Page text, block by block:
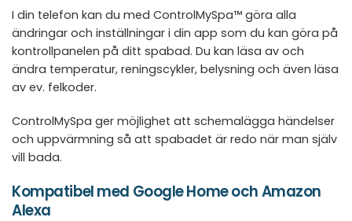
I din telefon kan du med ControlMySpa™ göra alla
ändringar och inställningar i din app som du kan göra på
kontrollpanelen på ditt spabad. Du kan läsa av och
ändra temperatur, reningscykler, belysning och även läsa
av ev. felkoder.
ControlMySpa ger möjlighet att schemalägga händelser
och uppvärmning så att spabadet är redo när man själv
vill bada.
Kompatibel med Google Home och Amazon
Alexa